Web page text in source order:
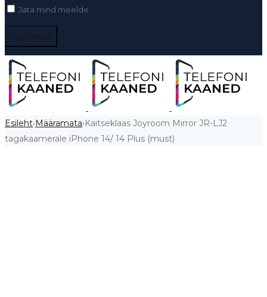
Jäta mind meelde
Esileht›Määramata›Kaitseklaas Joyroom Mirror JR-LJ2
tagakaamerale iPhone 14/ 14 Plus (must)